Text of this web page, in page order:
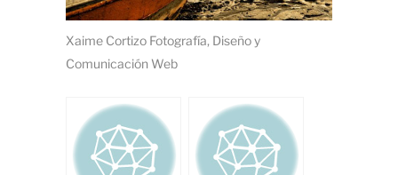
Xaime Cortizo Fotografía, Diseño y
Comunicación Web